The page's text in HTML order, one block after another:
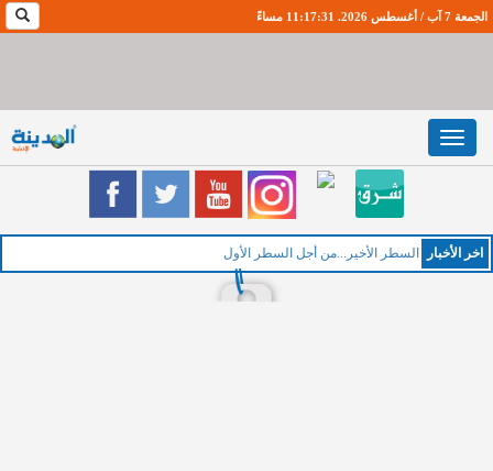
الجمعة 7 آب / أغسطس 2026. 11:17:32 مساءً
Toggle
navigation
اخر اﻷخبار